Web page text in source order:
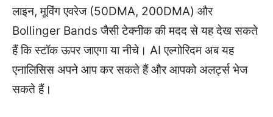
लाइन, मूविंग एवरेज (50DMA, 200DMA) और
Bollinger Bands जैसी टेक्नीक की मदद से यह देख सकते
हैं कि स्टॉक ऊपर जाएगा या नीचे। AI एल्गोरिदम अब यह
एनालिसिस अपने आप कर सकते हैं और आपको अलर्ट्स भेज
सकते हैं।